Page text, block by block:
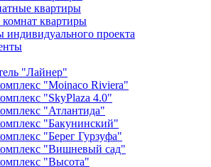
квартиры
комнат квартиры
индивидуального проекта
"Лайнер"
"Moinaco Riviera"
"SkyPlaza 4.0"
"Атлантида"
"Бакунинский"
"Берег Гурзуфа"
"Вишневый сад"
"Высота"